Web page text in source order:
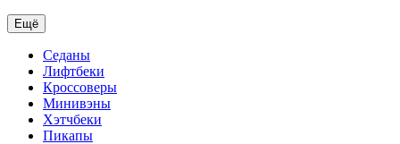
Ещё
Седаны
Лифтбеки
Кроссоверы
Минивэны
Хэтчбеки
Пикапы